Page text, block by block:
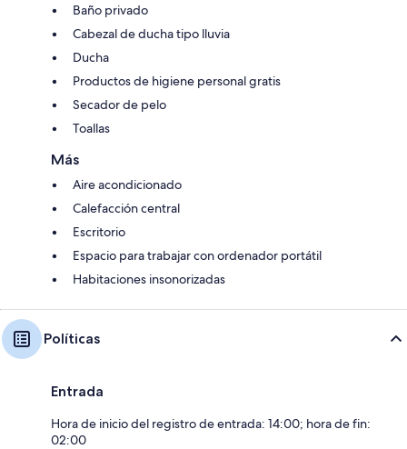
Baño privado
Cabezal de ducha tipo lluvia
Ducha
Productos de higiene personal gratis
Secador de pelo
Toallas
Más
Aire acondicionado
Calefacción central
Escritorio
Espacio para trabajar con ordenador portátil
Habitaciones insonorizadas
Políticas
Entrada
Hora de inicio del registro de entrada: 14:00; hora de fin:
02:00